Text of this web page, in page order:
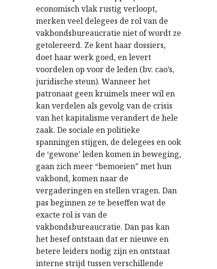
economisch vlak rustig verloopt,
merken veel delegees de rol van de
vakbondsbureaucratie niet of wordt ze
getolereerd. Ze kent haar dossiers,
doet haar werk goed, en levert
voordelen op voor de leden (bv. cao’s,
juridische steun). Wanneer het
patronaat geen kruimels meer wil en
kan verdelen als gevolg van de crisis
van het kapitalisme verandert de hele
zaak. De sociale en politieke
spanningen stijgen, de delegees en ook
de ‘gewone’ leden komen in beweging,
gaan zich meer “bemoeien” met hun
vakbond, komen naar de
vergaderingen en stellen vragen. Dan
pas beginnen ze te beseffen wat de
exacte rol is van de
vakbondsbureaucratie. Dan pas kan
het besef ontstaan dat er nieuwe en
betere leiders nodig zijn en ontstaat
interne strijd tussen verschillende